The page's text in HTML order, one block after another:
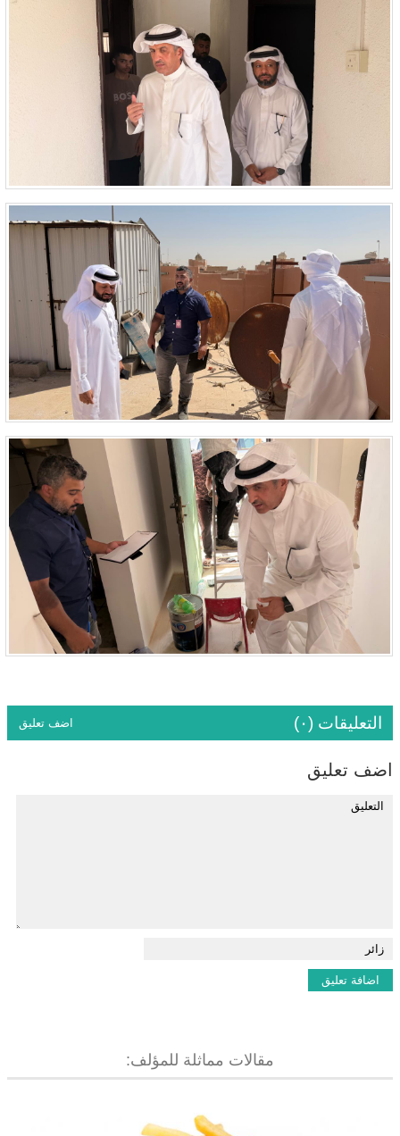
التعليقات (٠) اضف تعليق
اضف تعليق
مقالات مماثلة للمؤلف: